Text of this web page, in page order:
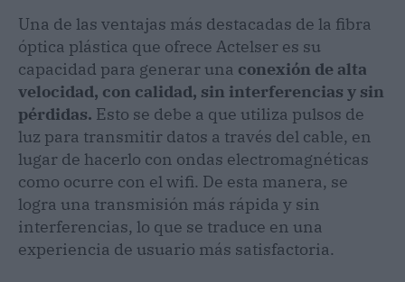
Una de las ventajas más destacadas de la fibra
óptica plástica que ofrece Actelser es su
capacidad para generar una conexión de alta
velocidad, con calidad, sin interferencias y sin
pérdidas. Esto se debe a que utiliza pulsos de
luz para transmitir datos a través del cable, en
lugar de hacerlo con ondas electromagnéticas
como ocurre con el wifi. De esta manera, se
logra una transmisión más rápida y sin
interferencias, lo que se traduce en una
experiencia de usuario más satisfactoria.